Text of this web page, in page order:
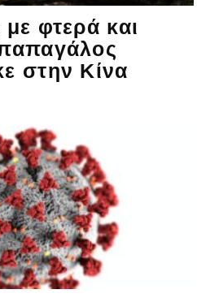
φτερά και
στην Κίνα